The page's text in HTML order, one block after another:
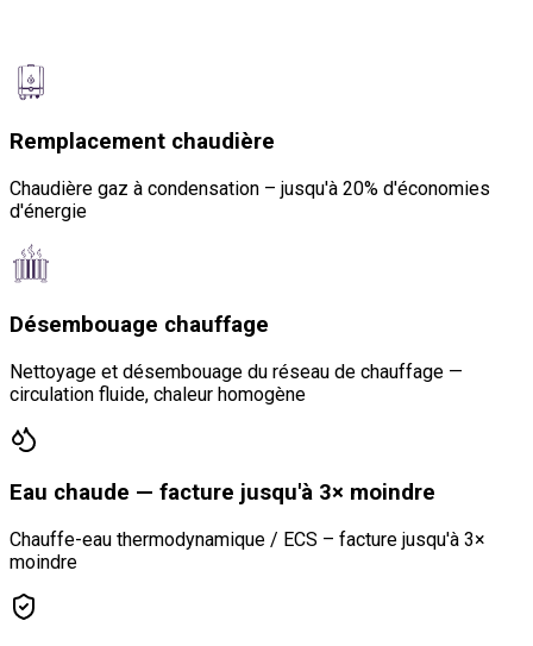
Remplacement chaudière
Chaudière gaz à condensation – jusqu'à 20% d'économies
d'énergie
Désembouage chauffage
Nettoyage et désembouage du réseau de chauffage —
circulation fluide, chaleur homogène
Eau chaude — facture jusqu'à 3× moindre
Chauffe-eau thermodynamique / ECS – facture jusqu'à 3×
moindre